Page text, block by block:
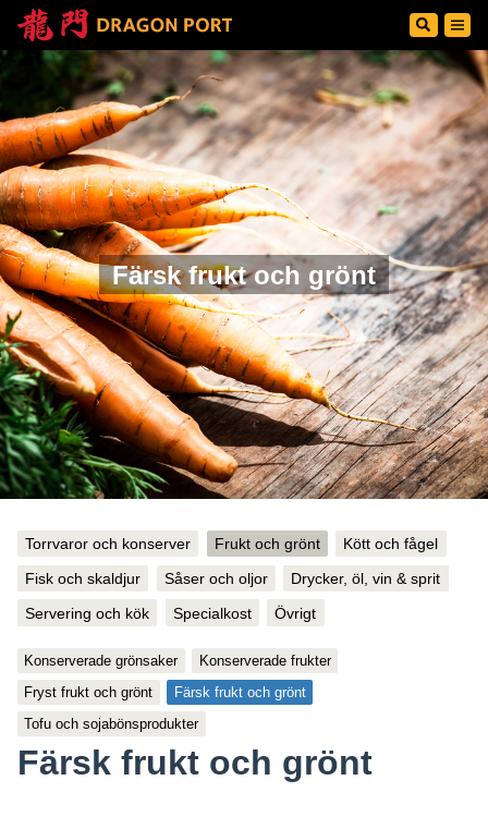
Färsk frukt och grönt
Torrvaror och konserver Frukt och grönt
Kött och fågel
Fisk och skaldjur
Såser och oljor
Drycker, öl, vin & sprit
Servering och kök
Specialkost Övrigt
Konserverade grönsaker
Konserverade frukter
Fryst frukt och grönt
Färsk frukt och grönt
Tofu och sojabönsprodukter
Färsk frukt och grönt